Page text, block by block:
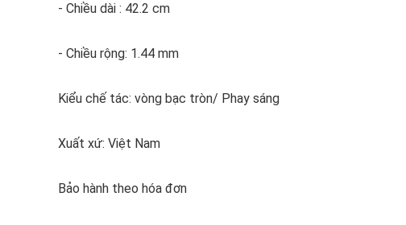
- Chiều dài : 42.2 cm
- Chiều rộng: 1.44 mm
Kiểu chế tác: vòng bạc tròn/ Phay sáng
Xuất xứ: Việt Nam
Bảo hành theo hóa đơn